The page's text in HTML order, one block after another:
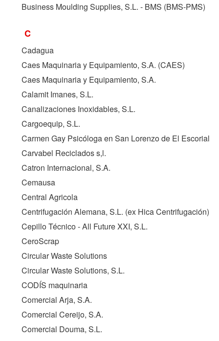
Business Moulding Supplies, S.L. - BMS (BMS-PMS)
C
Cadagua
Caes Maquinaria y Equipamiento, S.A. (CAES)
Caes Maquinaria y Equipamiento, S.A.
Calamit Imanes, S.L.
Canalizaciones Inoxidables, S.L.
Cargoequip, S.L.
Carmen Gay Psicóloga en San Lorenzo de El Escorial
Carvabel Reciclados s,l.
Catron Internacional, S.A.
Cemausa
Central Agricola
Centrifugación Alemana, S.L. (ex Hica Centrifugación)
Cepillo Técnico - All Future XXI, S.L.
CeroScrap
Circular Waste Solutions
Circular Waste Solutions, S.L.
CODÍS maquinaria
Comercial Arja, S.A.
Comercial Cereijo, S.A.
Comercial Douma, S.L.